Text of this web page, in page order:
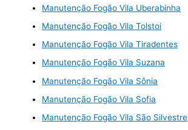
Manutenção Fogão Vila Uberabinha
Manutenção Fogão Vila Tolstoi
Manutenção Fogão Vila Tiradentes
Manutenção Fogão Vila Suzana
Manutenção Fogão Vila Sônia
Manutenção Fogão Vila Sofia
Manutenção Fogão Vila São Silvestre